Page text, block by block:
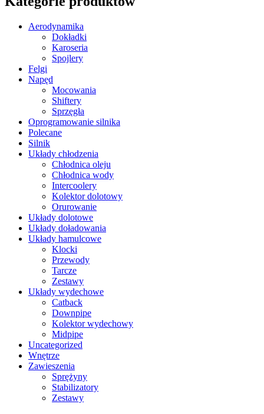
Aerodynamika
Dokładki
Karoseria
Spojlery
Felgi
Napęd
Mocowania
Shiftery
Sprzęgła
Oprogramowanie silnika
Polecane
Silnik
Układy chłodzenia
Chłodnica oleju
Chłodnica wody
Intercoolery
Kolektor dolotowy
Orurowanie
Układy dolotowe
Układy doładowania
Układy hamulcowe
Klocki
Przewody
Tarcze
Zestawy
Układy wydechowe
Catback
Downpipe
Kolektor wydechowy
Midpipe
Uncategorized
Wnętrze
Zawieszenia
Sprężyny
Stabilizatory
Zestawy